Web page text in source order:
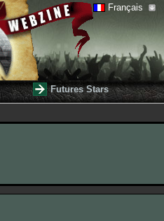
Français
Futures Stars